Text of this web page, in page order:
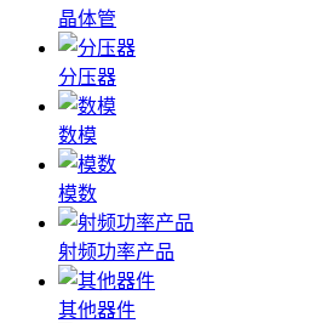
晶体管
分压器
数模
模数
射频功率产品
其他器件